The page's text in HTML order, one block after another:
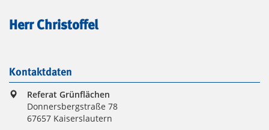
Herr Christoffel
Kontaktdaten
Referat Grünflächen
Donnersbergstraße 78
67657 Kaiserslautern